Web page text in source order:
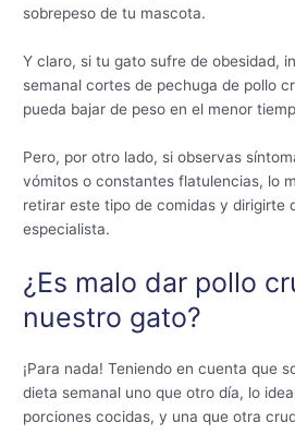
sobrepeso de tu mascota.
Y claro, si tu gato sufre de obesidad,
semanal cortes de pechuga de pollo
pueda bajar de peso en el menor
Pero, por otro lado, si observas
vómitos o constantes flatulencias, lo
retirar este tipo de comidas y dirigirte
especialista.
¿Es malo dar pollo
nuestro gato?
¡Para nada! Teniendo en cuenta que
dieta semanal uno que otro día, lo
porciones cocidas, y una que otra